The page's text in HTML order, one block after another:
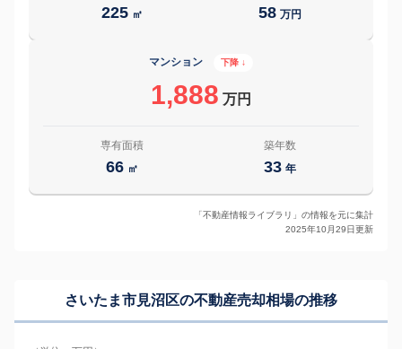
225 ㎡ 58 万円
マンション 下降 ↓
1,888 万円
専有面積
66 ㎡
築年数
33 年
「不動産情報ライブラリ」の情報を元に集計
2025年10月29日更新
さいたま市見沼区の不動産売却相場の推移